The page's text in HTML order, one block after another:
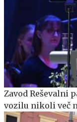
Zavod Reševalni
vozilu nikoli več